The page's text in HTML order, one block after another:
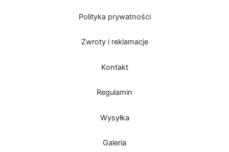
Polityka prywatności
Zwroty i reklamacje
Kontakt
Regulamin
Wysyłka
Galeria